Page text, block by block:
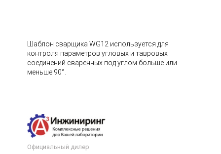
Шаблон сварщика WG12 используется для
контроля параметров угловых и тавровых
соединений сваренных под углом больше или
меньше 90°.
Официальный дилер